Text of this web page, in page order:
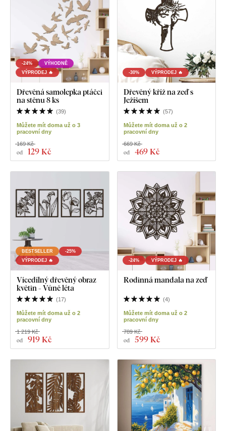
-24%
VÝHODNĚ
VÝPRODEJ 🔥
Dřevěná samolepka ptáčci
na stěnu 8 ks
(39)
Můžete mít doma už o 3
pracovní dny
od 129 Kč
169 Kč
-30% VÝPRODEJ 🔥
Dřevěný kříž na zeď s
Ježíšem
(57)
Můžete mít doma už o 2
pracovní dny
od 469 Kč
669 Kč
BESTSELLER
-25%
VÝPRODEJ 🔥
Vícedílný dřevěný obraz
květin - Vůně léta
(17)
Můžete mít doma už o 2
pracovní dny
od 919 Kč
1 219 Kč
-24% VÝPRODEJ 🔥
Rodinná mandala na zeď
(4)
Můžete mít doma už o 2
pracovní dny
od 599 Kč
789 Kč